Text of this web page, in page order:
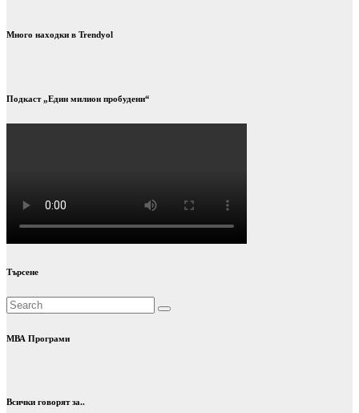
Много находки в Trendyol
Подкаст „Един милион пробудени“
Търсене
МВА Програми
Всички говорят за..